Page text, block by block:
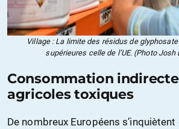
Village : La limite des résidus de
supérieures celle de l’UE. (Photo Josh
Consommation
agricoles toxiques
De nombreux Européens